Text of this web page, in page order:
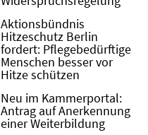
Aktionsbündnis
Hitzeschutz Berlin
fordert: Pflegebedürftige
Menschen besser vor
Hitze schützen
Neu im Kammerportal:
Antrag auf Anerkennung
einer Weiterbildung